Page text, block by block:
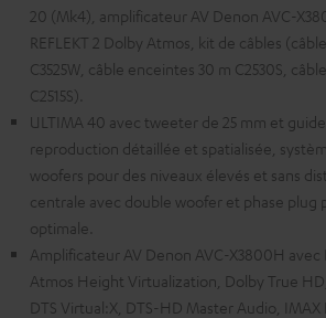
20 (Mk4), amplificateur AV Denon AVC-
REFLEKT 2 Dolby Atmos, kit de câbles
C3525W, câble enceintes 30 m C2530S,
C2515S).
ULTIMA 40 avec tweeter de 25 mm et
reproduction détaillée et spatialisée,
woofers pour des niveaux élevés et sans
centrale avec double woofer et phase plug
optimale.
Amplificateur AV Denon AVC-X3800H
Atmos Height Virtualization, Dolby True HD,
DTS Virtual:X, DTS-HD Master Audio,